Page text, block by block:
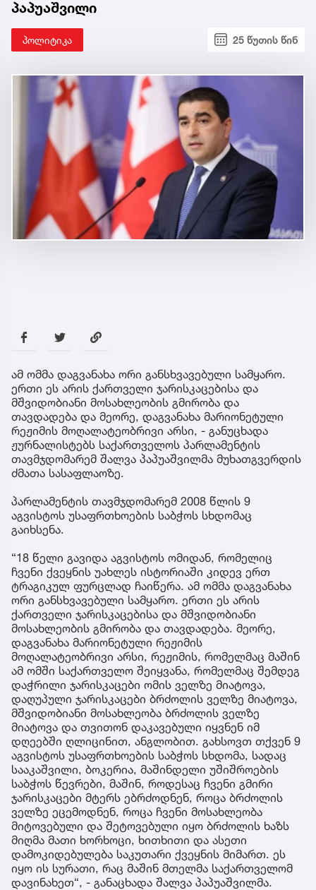
პაპუაშვილი
პოლიტიკა 25 წუთის წინ
ამ ომმა დაგვანახა ორი განსხვავებული სამყარო.
ერთი ეს არის ქართველი ჯარისკაცებისა და
მშვიდობიანი მოსახლეობის გმირობა და
თავდადება და მეორე, დაგვანახა მარიონეტული
რეჟიმის მოღალატეობრივი არსი, - განუცხადა
ჟურნალისტებს საქართველოს პარლამენტის
თავმჯდომარემ შალვა პაპუაშვილმა მუხათგვერდის
ძმათა სასაფლაოზე.
პარლამენტის თავმჯდომარემ 2008 წლის 9
აგვისტოს უსაფრთხოების საბჭოს სხდომაც
გაიხსენა.
“18 წელი გავიდა აგვისტოს ომიდან, რომელიც
ჩვენი ქვეყნის უახლეს ისტორიაში კიდევ ერთ
ტრაგიკულ ფურცლად ჩაიწერა. ამ ომმა დაგვანახა
ორი განსხვავებული სამყარო. ერთი ეს არის
ქართველი ჯარისკაცებისა და მშვიდობიანი
მოსახლეობის გმირობა და თავდადება. მეორე,
დაგვანახა მარიონეტული რეჟიმის
მოღალატეობრივი არსი, რეჟიმის, რომელმაც მაშინ
ამ ომში საქართველო შეიყვანა, რომელმაც შემდეგ
დაჭრილი ჯარისკაცები ომის ველზე მიატოვა,
დაღუპული ჯარისკაცები ბრძოლის ველზე მიატოვა,
მშვიდობიანი მოსახლეობა ბრძოლის ველზე
მიატოვა და თვითონ დაკავებული იყვნენ იმ
დღეებში ღლიცინით, ანგლობით. გახსოვთ თქვენ 9
აგვისტოს უსაფრთხოების საბჭოს სხდომა, სადაც
სააკაშვილი, ბოკერია, მაშინდელი უშიშროების
საბჭოს წევრები, მაშინ, როდესაც ჩვენი გმირი
ჯარისკაცები მტერს ებრძოდნენ, როცა ბრძოლის
ველზე ეცემოდნენ, როცა ჩვენი მოსახლეობა
მიტოვებული და შეტოვებული იყო ბრძოლის ხაზს
მიღმა მათი ხორხოცი, ხითხითი და ასეთი
დამოკიდებულება საკუთარი ქვეყნის მიმართ. ეს
იყო ის სურათი, რაც მაშინ მთელმა საქართველომ
დავინახეთ“, - განაცხადა შალვა პაპუაშვილმა.